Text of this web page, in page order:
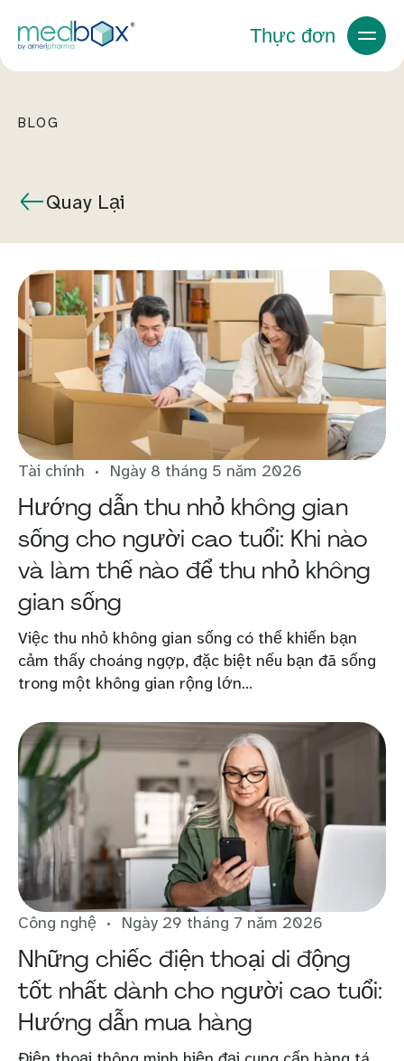
Thực đơn
BLOG
Quay Lại
Tài chính Ngày 8 tháng 5 năm 2026
Hướng dẫn thu nhỏ không gian
sống cho người cao tuổi: Khi nào
và làm thế nào để thu nhỏ không
gian sống
Việc thu nhỏ không gian sống có thể khiến bạn
cảm thấy choáng ngợp, đặc biệt nếu bạn đã sống
trong một không gian rộng lớn...
Công nghệ Ngày 29 tháng 7 năm 2026
Những chiếc điện thoại di động
tốt nhất dành cho người cao tuổi:
Hướng dẫn mua hàng